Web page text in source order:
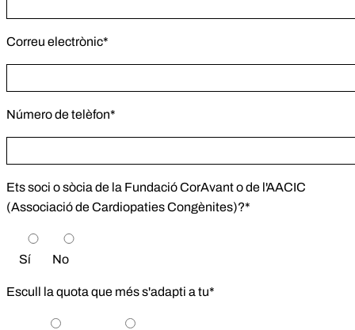
Correu electrònic*
Número de telèfon*
Ets soci o sòcia de la Fundació CorAvant o de l'AACIC
(Associació de Cardiopaties Congènites)?*
Sí No
Escull la quota que més s'adapti a tu*